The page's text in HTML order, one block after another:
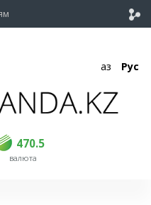
Қаз Рус
470.5470.5
валюта